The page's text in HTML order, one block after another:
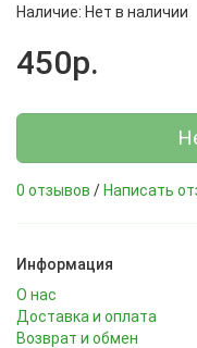
Наличие: Нет в наличии
450р.
0 отзывов / Написать
Информация
О нас
Доставка и оплата
Возврат и обмен